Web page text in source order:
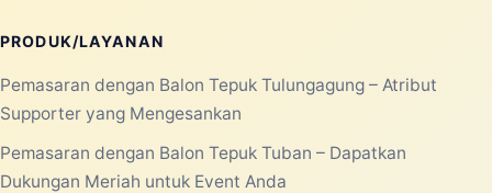
PRODUK/LAYANAN
Pemasaran dengan Balon Tepuk Tulungagung – Atribut
Supporter yang Mengesankan
Pemasaran dengan Balon Tepuk Tuban – Dapatkan
Dukungan Meriah untuk Event Anda